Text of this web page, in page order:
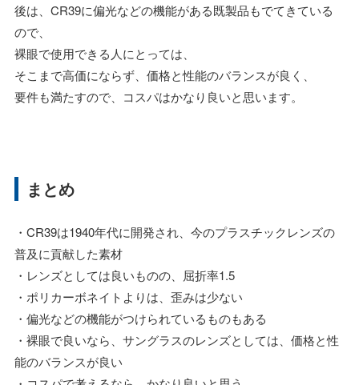
後は、CR39に偏光などの機能がある既製品もでてきている
ので、
裸眼で使用できる人にとっては、
そこまで高価にならず、価格と性能のバランスが良く、
要件も満たすので、コスパはかなり良いと思います。
まとめ
・CR39は1940年代に開発され、今のプラスチックレンズの
普及に貢献した素材
・レンズとしては良いものの、屈折率1.5
・ポリカーボネイトよりは、歪みは少ない
・偏光などの機能がつけられているものもある
・裸眼で良いなら、サングラスのレンズとしては、価格と性
能のバランスが良い